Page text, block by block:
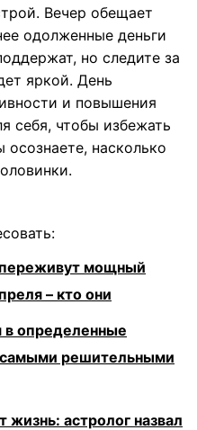
Вечер обещает
одолженные деньги
но следите за
яркой. День
и повышения
себя, чтобы избежать
насколько
переживут мощный
– кто они
определенные
решительными
жизнь: астролог назвал